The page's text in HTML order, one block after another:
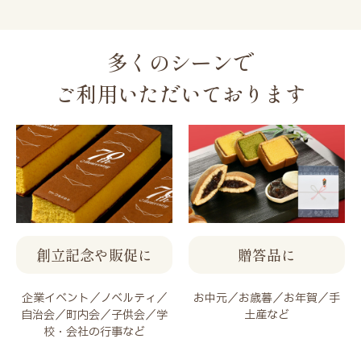
多くのシーンで
ご利用いただいております
創立記念や販促に
企業イベント／ノベルティ／
自治会／町内会／子供会／学
校・会社の行事など
贈答品に
お中元／お歳暮／お年賀／手
土産など